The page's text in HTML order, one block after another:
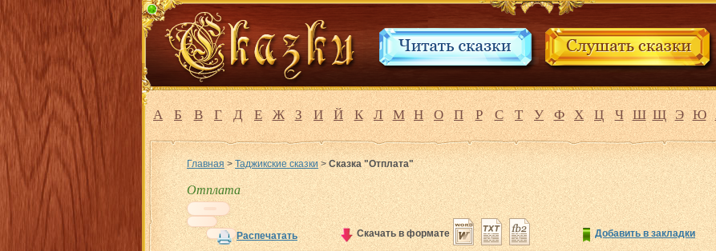
А Б В Г Д Е Ж З И Й К Л М Н О П Р С Т У Ф Х Ц Ч Ш Щ Э Ю
Главная >Таджикские сказки > Сказка "Отплата"
Отплата
Распечатать Добавить в закладки
Скачать в формате